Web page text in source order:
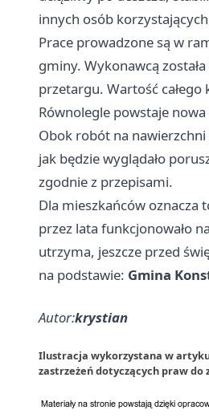
innych osób
Prace prowadzone są w
gminy. Wykonawcą
przetargu. Wartość
Równolegle powstaje
Obok robót na
jak będzie wyglądało
zgodnie z przepisami.
Dla mieszkańców
przez lata funkcjonowało
utrzyma, jeszcze przed
na podstawie: Gmina
Autor:krystian
Ilustracja wykorzystana w
zastrzeżeń dotyczących praw do